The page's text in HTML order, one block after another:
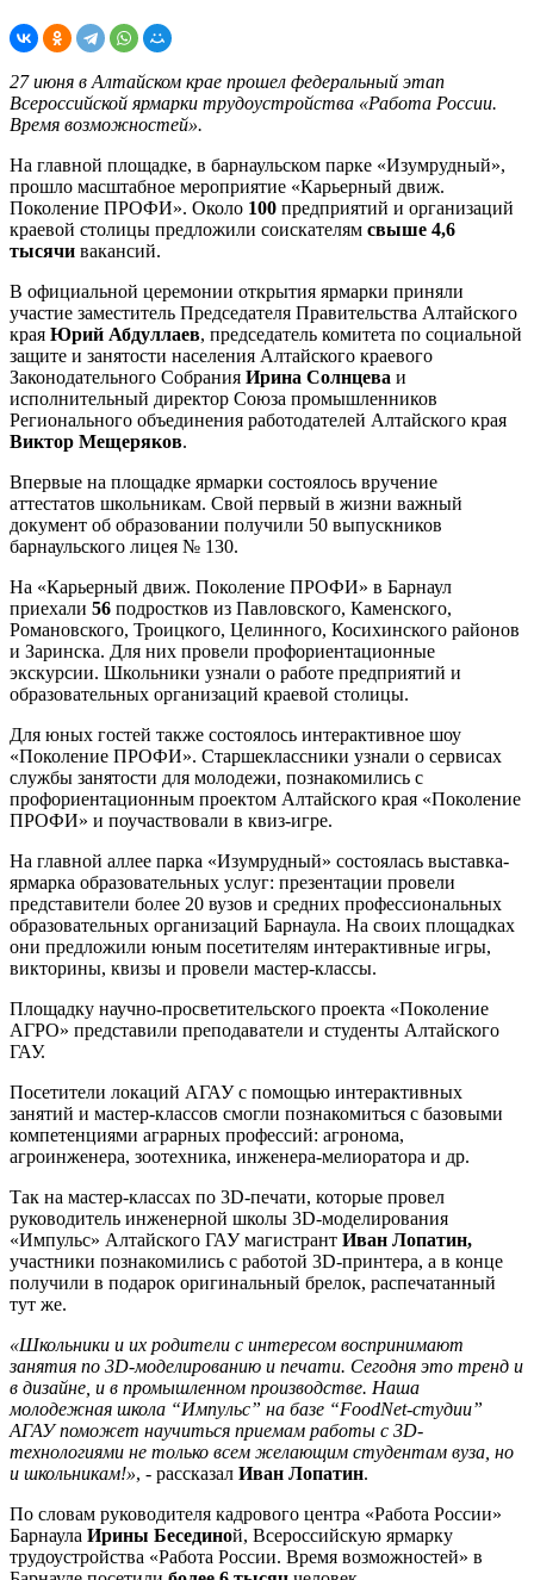
27 июня в Алтайском крае прошел федеральный этап
Всероссийской ярмарки трудоустройства «Работа России.
Время возможностей».
На главной площадке, в барнаульском парке «Изумрудный»,
прошло масштабное мероприятие «Карьерный движ.
Поколение ПРОФИ». Около 100 предприятий и организаций
краевой столицы предложили соискателям свыше 4,6
тысячи вакансий.
В официальной церемонии открытия ярмарки приняли
участие заместитель Председателя Правительства Алтайского
края Юрий Абдуллаев, председатель комитета по социальной
защите и занятости населения Алтайского краевого
Законодательного Собрания Ирина Солнцева и
исполнительный директор Союза промышленников
Регионального объединения работодателей Алтайского края
Виктор Мещеряков.
Впервые на площадке ярмарки состоялось вручение
аттестатов школьникам. Свой первый в жизни важный
документ об образовании получили 50 выпускников
барнаульского лицея № 130.
На «Карьерный движ. Поколение ПРОФИ» в Барнаул
приехали 56 подростков из Павловского, Каменского,
Романовского, Троицкого, Целинного, Косихинского районов
и Заринска. Для них провели профориентационные
экскурсии. Школьники узнали о работе предприятий и
образовательных организаций краевой столицы.
Для юных гостей также состоялось интерактивное шоу
«Поколение ПРОФИ». Старшеклассники узнали о сервисах
службы занятости для молодежи, познакомились с
профориентационным проектом Алтайского края «Поколение
ПРОФИ» и поучаствовали в квиз-игре.
На главной аллее парка «Изумрудный» состоялась выставка-
ярмарка образовательных услуг: презентации провели
представители более 20 вузов и средних профессиональных
образовательных организаций Барнаула. На своих площадках
они предложили юным посетителям интерактивные игры,
викторины, квизы и провели мастер-классы.
Площадку научно-просветительского проекта «Поколение
АГРО» представили преподаватели и студенты Алтайского
ГАУ.
Посетители локаций АГАУ с помощью интерактивных
занятий и мастер-классов смогли познакомиться с базовыми
компетенциями аграрных профессий: агронома,
агроинженера, зоотехника, инженера-мелиоратора и др.
Так на мастер-классах по 3D-печати, которые провел
руководитель инженерной школы 3D-моделирования
«Импульс» Алтайского ГАУ магистрант Иван Лопатин,
участники познакомились с работой 3D-принтера, а в конце
получили в подарок оригинальный брелок, распечатанный
тут же.
«Школьники и их родители с интересом воспринимают
занятия по 3D-моделированию и печати. Сегодня это тренд и
в дизайне, и в промышленном производстве. Наша
молодежная школа “Импульс” на базе “FoodNet-студии”
АГАУ поможет научиться приемам работы с 3D-
технологиями не только всем желающим студентам вуза, но
и школьникам!», - рассказал Иван Лопатин.
По словам руководителя кадрового центра «Работа России»
Барнаула Ирины Бесединой, Всероссийскую ярмарку
трудоустройства «Работа России. Время возможностей» в